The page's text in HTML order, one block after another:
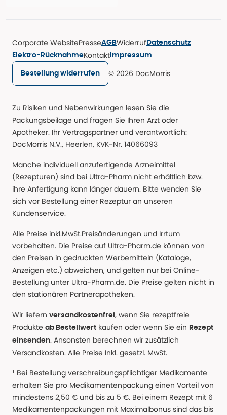
Corporate WebsitePresseAGBWiderruf Datenschutz
Elektro-RücknahmeKontakt Impressum
Bestellung widerrufen © 2026 DocMorris
Zu Risiken und Nebenwirkungen lesen Sie die
Packungsbeilage und fragen Sie Ihren Arzt oder
Apotheker. Ihr Vertragspartner und verantwortlich:
DocMorris N.V., Heerlen, KVK-Nr. 14066093
Manche individuell anzufertigende Arzneimittel
(Rezepturen) sind bei Ultra-Pharm nicht erhältlich bzw.
ihre Anfertigung kann länger dauern. Bitte wenden Sie
sich vor Bestellung einer Rezeptur an unseren
Kundenservice.
Alle Preise inkl.MwSt.Preisänderungen und Irrtum
vorbehalten. Die Preise auf Ultra-Pharm.de können von
den Preisen in gedruckten Werbemitteln (Kataloge,
Anzeigen etc.) abweichen, und gelten nur bei Online-
Bestellung unter Ultra-Pharm.de. Die Preise gelten nicht in
den stationären Partnerapotheken.
Wir liefern versandkostenfrei, wenn Sie rezeptfreie
Produkte ab Bestellwert kaufen oder wenn Sie ein Rezept
einsenden. Ansonsten berechnen wir zusätzlich
Versandkosten. Alle Preise Inkl. gesetzl. MwSt.
¹ Bei Bestellung verschreibungspflichtiger Medikamente
erhalten Sie pro Medikamentenpackung einen Vorteil von
mindestens 2,50 € und bis zu 5 €. Bei einem Rezept mit 6
Medikamentenpackungen mit Maximalbonus sind das bis